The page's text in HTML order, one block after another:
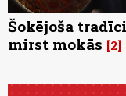
Šokējoša
mirst mokās 2